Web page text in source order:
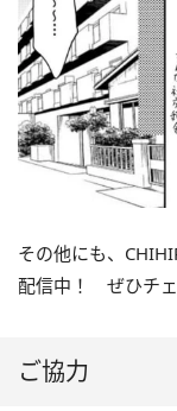
その他にも、
配信中！ ぜひチェ
ご協力